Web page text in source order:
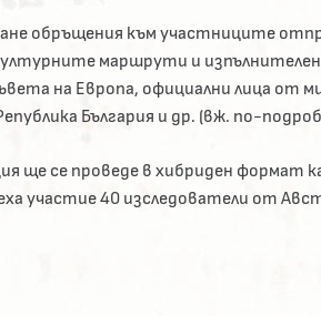
обръщения към участниците
маршрути и
на Европа, официални лица от
България и др. (вж. по-
ще се проведе в хибриден формат
участие 40 изследователи от